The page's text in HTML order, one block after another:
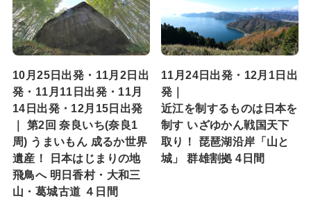
10月25日出発・11月2日出
発・11月11日出発・11月
14日出発・12月15日出発
｜ 第2回 奈良いち(奈良1
周) うまいもん 成るか世界
遺産！ 日本はじまりの地
飛鳥へ 明日香村・大和三
山・葛城古道 ４日間
11月24日出発・12月1日出
発｜
近江を制するものは日本を
制す いざゆかん戦国天下
取り！ 琵琶湖沿岸「山と
城」 群雄割拠 4日間